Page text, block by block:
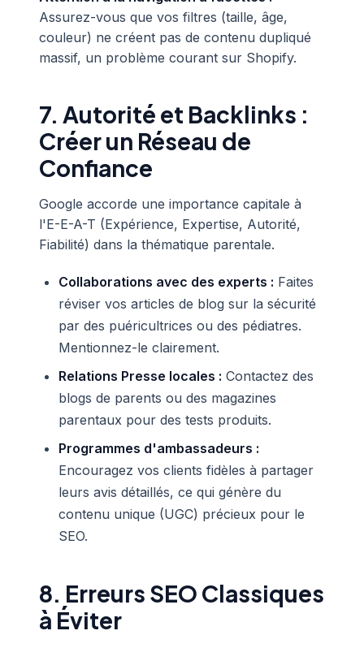
Assurez-vous que vos filtres (taille, âge,
couleur) ne créent pas de contenu dupliqué
massif, un problème courant sur Shopify.
7. Autorité et Backlinks :
Créer un Réseau de
Confiance
Google accorde une importance capitale à
l'E-E-A-T (Expérience, Expertise, Autorité,
Fiabilité) dans la thématique parentale.
Collaborations avec des experts : Faites
réviser vos articles de blog sur la sécurité
par des puéricultrices ou des pédiatres.
Mentionnez-le clairement.
Relations Presse locales : Contactez des
blogs de parents ou des magazines
parentaux pour des tests produits.
Programmes d'ambassadeurs :
Encouragez vos clients fidèles à partager
leurs avis détaillés, ce qui génère du
contenu unique (UGC) précieux pour le
SEO.
8. Erreurs SEO Classiques
à Éviter